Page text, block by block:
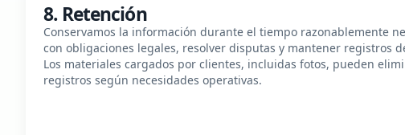
8. Retención
Conservamos la información durante el tiempo razonablemente
con obligaciones legales, resolver disputas y mantener registros
Los materiales cargados por clientes, incluidas fotos, pueden
registros según necesidades operativas.